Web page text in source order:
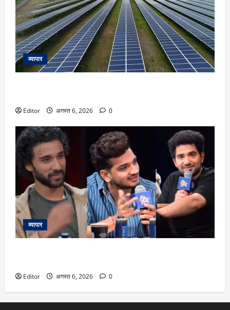
व्यापार
Editor अगस्त 6, 2026 0
व्यापार
Editor अगस्त 6, 2026 0